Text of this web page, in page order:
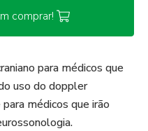
comprar!
para médicos que
uso do doppler
médicos que irão